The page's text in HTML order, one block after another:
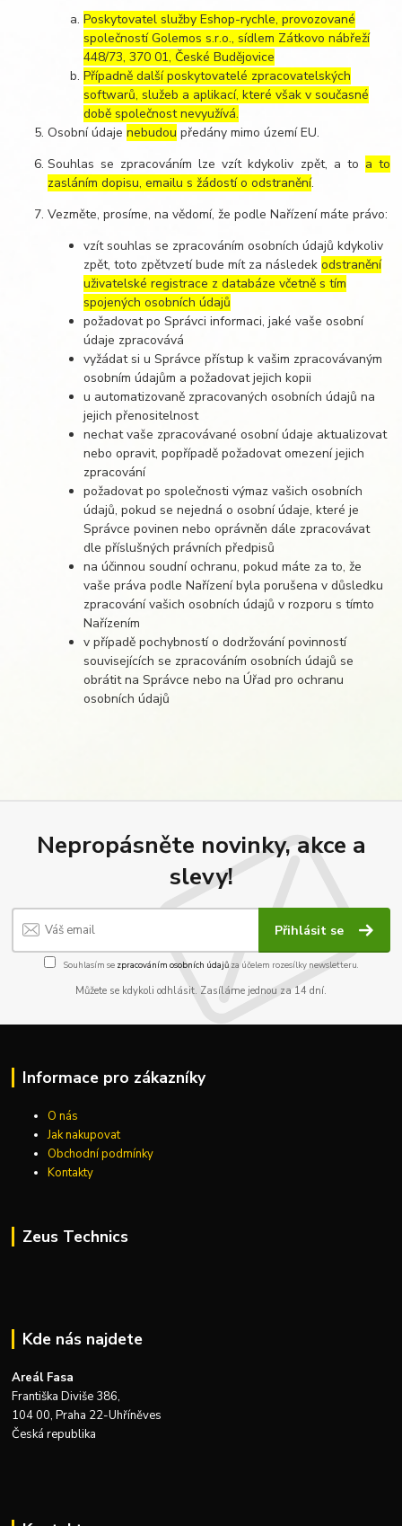
Poskytovatel služby Eshop-rychle, provozované
společností Golemos s.r.o., sídlem Zátkovo nábřeží
448/73, 370 01, České Budějovice
Případně další poskytovatelé zpracovatelských
softwarů, služeb a aplikací, které však v současné
době společnost nevyužívá.
Osobní údajenebudou předány mimo území EU.
Souhlas se zpracováním lze vzít kdykoliv zpět, a to a to
zasláním dopisu, emailu s žádostí o odstranění.
Vezměte, prosíme, na vědomí, že podle Nařízení máte právo:
vzít souhlas se zpracováním osobních údajů kdykoliv
zpět, toto zpětvzetí bude mít za následekodstranění
uživatelské registrace z databáze včetně s tím
spojených osobních údajů
požadovat po Správci informaci, jaké vaše osobní
údaje zpracovává
vyžádat si u Správce přístup k vašim zpracovávaným
osobním údajům a požadovat jejich kopii
u automatizovaně zpracovaných osobních údajů na
jejich přenositelnost
nechat vaše zpracovávané osobní údaje aktualizovat
nebo opravit, popřípadě požadovat omezení jejich
zpracování
požadovat po společnosti výmaz vašich osobních
údajů, pokud se nejedná o osobní údaje, které je
Správce povinen nebo oprávněn dále zpracovávat
dle příslušných právních předpisů
na účinnou soudní ochranu, pokud máte za to, že
vaše práva podle Nařízení byla porušena v důsledku
zpracování vašich osobních údajů v rozporu s tímto
Nařízením
v případě pochybností o dodržování povinností
souvisejících se zpracováním osobních údajů se
obrátit na Správce nebo na Úřad pro ochranu
osobních údajů
Nepropásněte novinky, akce a
slevy!
Přihlásit se
Souhlasím se zpracováním osobních údajůza účelem rozesílky newsletteru.
Můžete se kdykoli odhlásit. Zasíláme jednou za 14 dní.
Informace pro zákazníky
O nás
Jak nakupovat
Obchodní podmínky
Kontakty
Zeus Technics
Kde nás najdete
Areál Fasa
Františka Diviše 386,
104 00, Praha 22-Uhříněves
Česká republika